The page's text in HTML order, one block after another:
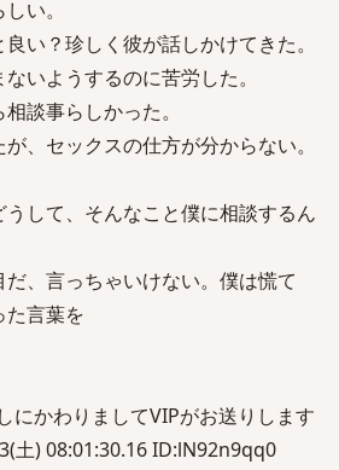
い。
い？珍しく彼が話しかけてきた。
いようするのに苦労した。
談事らしかった。
、セックスの仕方が分からない。
して、そんなこと僕に相談するん
、言っちゃいけない。僕は慌て
た言葉を
にかわりましてVIPがお送りします
土) 08:01:30.16 ID:lN92n9qq0